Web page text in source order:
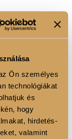
Ön személyes
technológiákat
és
hogy
hirdetés-
valamint
– A
fel egy
mattítsd
A